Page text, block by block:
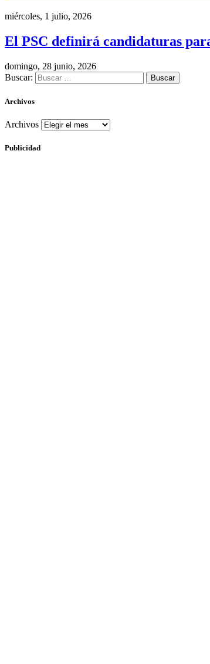
miércoles, 1 julio, 2026
El PSC definirá candidaturas
domingo, 28 junio, 2026
Buscar:
Archivos
Archivos
Publicidad